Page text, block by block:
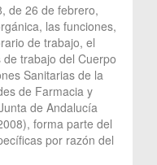
de 26 de febrero,
las funciones,
de trabajo, el
trabajo del Cuerpo
Sanitarias de la
de Farmacia y
de Andalucía
forma parte del
por razón del